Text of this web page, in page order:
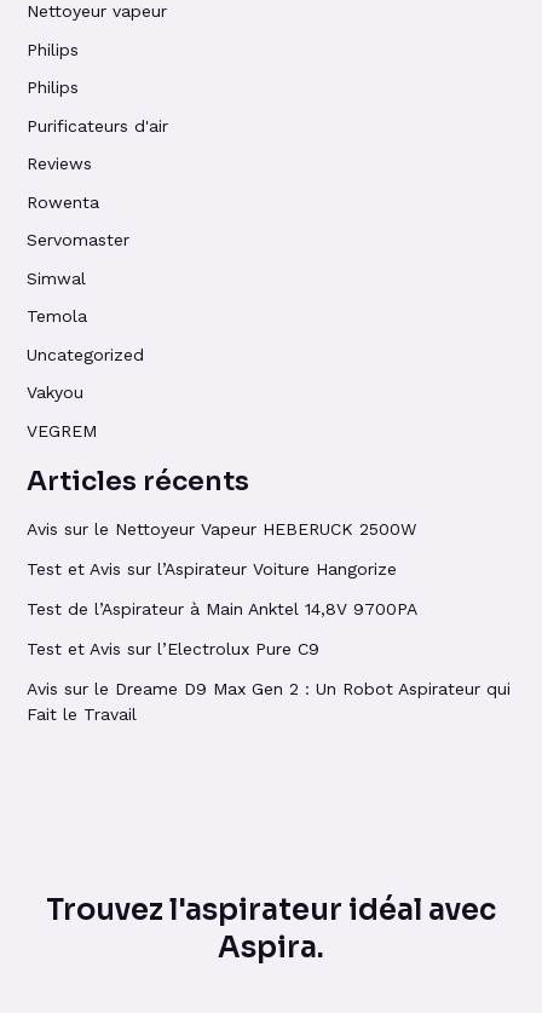
Nettoyeur vapeur
Philips
Philips
Purificateurs d'air
Reviews
Rowenta
Servomaster
Simwal
Temola
Uncategorized
Vakyou
VEGREM
Articles récents
Avis sur le Nettoyeur Vapeur HEBERUCK 2500W
Test et Avis sur l’Aspirateur Voiture Hangorize
Test de l’Aspirateur à Main Anktel 14,8V 9700PA
Test et Avis sur l’Electrolux Pure C9
Avis sur le Dreame D9 Max Gen 2 : Un Robot Aspirateur qui
Fait le Travail
Trouvez l'aspirateur idéal avec
Aspira.